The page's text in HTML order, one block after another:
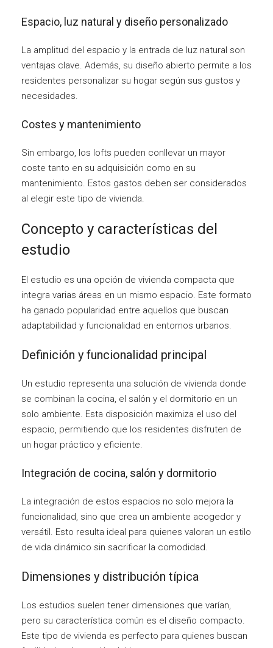
Espacio, luz natural y diseño personalizado
La amplitud del espacio y la entrada de luz natural son
ventajas clave. Además, su diseño abierto permite a los
residentes personalizar su hogar según sus gustos y
necesidades.
Costes y mantenimiento
Sin embargo, los lofts pueden conllevar un mayor
coste tanto en su adquisición como en su
mantenimiento. Estos gastos deben ser considerados
al elegir este tipo de vivienda.
Concepto y características del
estudio
El estudio es una opción de vivienda compacta que
integra varias áreas en un mismo espacio. Este formato
ha ganado popularidad entre aquellos que buscan
adaptabilidad y funcionalidad en entornos urbanos.
Definición y funcionalidad principal
Un estudio representa una solución de vivienda donde
se combinan la cocina, el salón y el dormitorio en un
solo ambiente. Esta disposición maximiza el uso del
espacio, permitiendo que los residentes disfruten de
un hogar práctico y eficiente.
Integración de cocina, salón y dormitorio
La integración de estos espacios no solo mejora la
funcionalidad, sino que crea un ambiente acogedor y
versátil. Esto resulta ideal para quienes valoran un estilo
de vida dinámico sin sacrificar la comodidad.
Dimensiones y distribución típica
Los estudios suelen tener dimensiones que varían,
pero su característica común es el diseño compacto.
Este tipo de vivienda es perfecto para quienes buscan